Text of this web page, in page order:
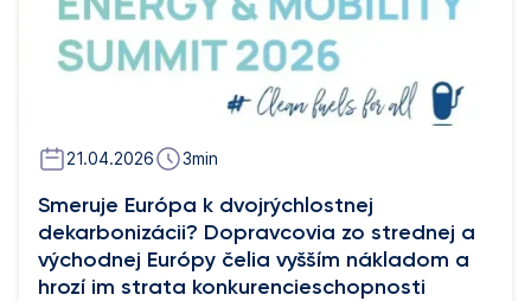
musieť používať certifikovanú palubnú jednotku. Pre
Eurowag je Holandsko už štrnástym štátom, kde
môžu vodiči použiť palubnú jednotku EVA.
21.04.2026 3min
Smeruje Európa k dvojrýchlostnej
dekarbonizácii? Dopravcovia zo strednej a
východnej Európy čelia vyšším nákladom a
hrozí im strata konkurencieschopnosti